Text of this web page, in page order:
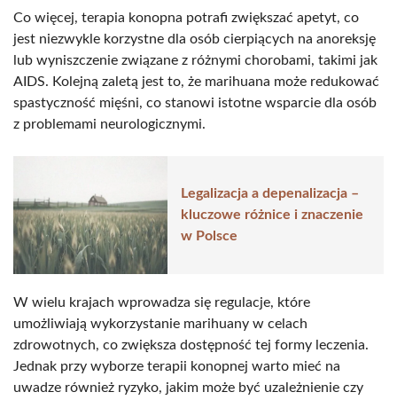
Co więcej, terapia konopna potrafi zwiększać apetyt, co
jest niezwykle korzystne dla osób cierpiących na anoreksję
lub wyniszczenie związane z różnymi chorobami, takimi jak
AIDS. Kolejną zaletą jest to, że marihuana może redukować
spastyczność mięśni, co stanowi istotne wsparcie dla osób
z problemami neurologicznymi.
Legalizacja a depenalizacja –
kluczowe różnice i znaczenie
w Polsce
W wielu krajach wprowadza się regulacje, które
umożliwiają wykorzystanie marihuany w celach
zdrowotnych, co zwiększa dostępność tej formy leczenia.
Jednak przy wyborze terapii konopnej warto mieć na
uwadze również ryzyko, jakim może być uzależnienie czy